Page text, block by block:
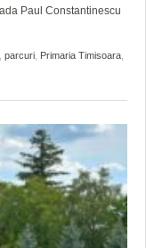
Paul Constantinescu
parcuri Primaria Timisoara